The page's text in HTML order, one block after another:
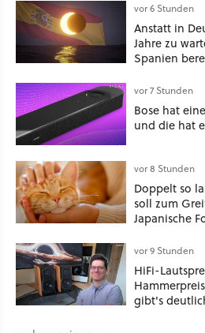
vor 6 Stunden
Anstatt in
Jahre zu
Spanien
vor 7 Stunden
Bose hat
und die hat
vor 8 Stunden
Doppelt so
soll zum
Japanische
wahr, doch
zeigen, dass
vor 9 Stunden
HiFi-
gibt's